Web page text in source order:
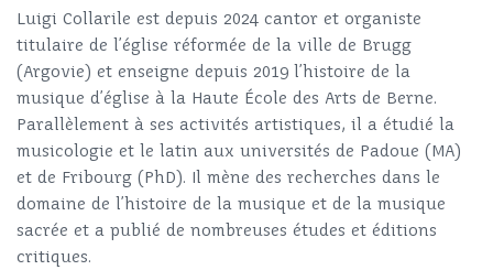
Luigi Collarile est depuis 2024 cantor et organiste
titulaire de l’église réformée de la ville de Brugg
(Argovie) et enseigne depuis 2019 l’histoire de la
musique d’église à la Haute École des Arts de Berne.
Parallèlement à ses activités artistiques, il a étudié la
musicologie et le latin aux universités de Padoue (MA)
et de Fribourg (PhD). Il mène des recherches dans le
domaine de l’histoire de la musique et de la musique
sacrée et a publié de nombreuses études et éditions
critiques.